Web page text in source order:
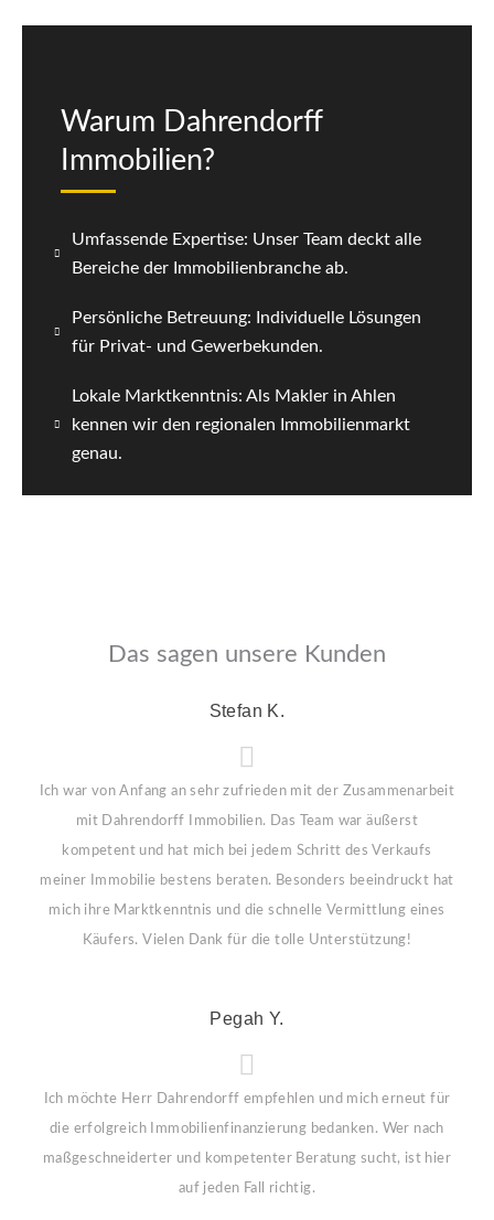
Warum Dahrendorff
Immobilien?
Umfassende Expertise: Unser Team deckt alle
Bereiche der Immobilienbranche ab.
Persönliche Betreuung: Individuelle Lösungen
für Privat- und Gewerbekunden.
Lokale Marktkenntnis: Als Makler in Ahlen
kennen wir den regionalen Immobilienmarkt
genau.
Das sagen unsere Kunden
Stefan K.
Ich war von Anfang an sehr zufrieden mit der Zusammenarbeit
mit Dahrendorff Immobilien. Das Team war äußerst
kompetent und hat mich bei jedem Schritt des Verkaufs
meiner Immobilie bestens beraten. Besonders beeindruckt hat
mich ihre Marktkenntnis und die schnelle Vermittlung eines
Käufers. Vielen Dank für die tolle Unterstützung!
Pegah Y.
Ich möchte Herr Dahrendorff empfehlen und mich erneut für
die erfolgreich Immobilienfinanzierung bedanken. Wer nach
maßgeschneiderter und kompetenter Beratung sucht, ist hier
auf jeden Fall richtig.